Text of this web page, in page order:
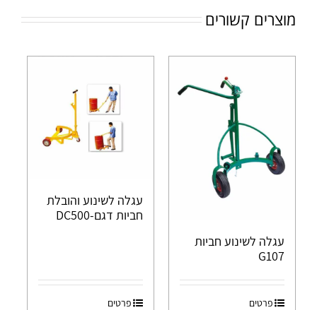
מוצרים קשורים
עגלה לשינוע חביות
G107
פרטים
עגלה לשינוע והובלת
חביות דגם-DC500
פרטים